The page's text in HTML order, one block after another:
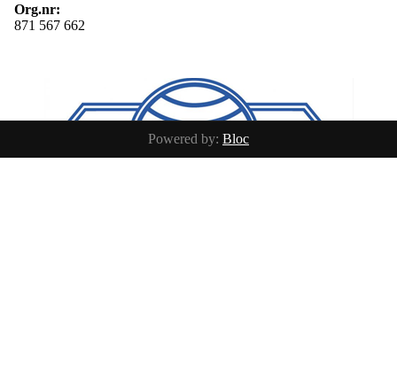
Org.nr:
871 567 662
Powered by: Bloc